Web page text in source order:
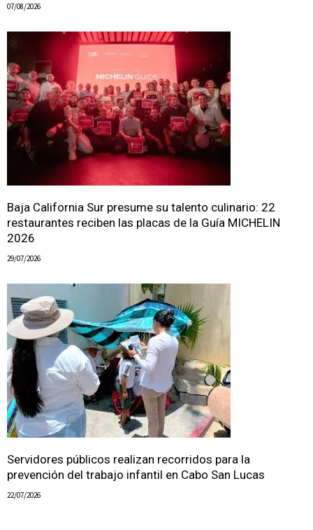
07/08/2026
Baja California Sur presume su talento culinario: 22
restaurantes reciben las placas de la Guía MICHELIN
2026
29/07/2026
Servidores públicos realizan recorridos para la
prevención del trabajo infantil en Cabo San Lucas
22/07/2026